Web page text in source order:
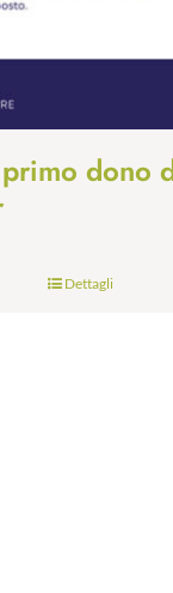
dono
Dettagli